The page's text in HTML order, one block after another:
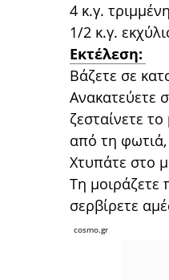
4 κ.γ.
1/2 κ.γ.
Εκτέλεση:
Βάζετε σε
Ανακατεύετε
ζεσταίνετε
από τη φωτιά,
Χτυπάτε στο
Τη μοιράζετε
σερβίρετε
cosmo.gr